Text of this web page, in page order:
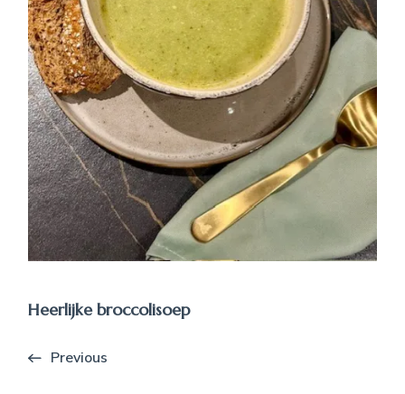
Heerlijke broccolisoep
Previous